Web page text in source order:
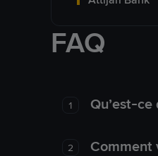
FAQ
1 Qu’est-
2 Comment